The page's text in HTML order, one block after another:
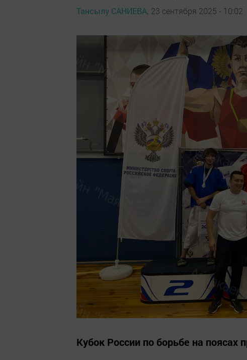
Тансылу САНИЕВА, 23 сентября 2025 - 10:02
Кубок России по борьбе на